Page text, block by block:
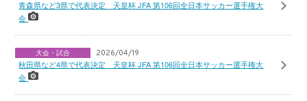
青森県など3県で代表決定 天皇杯 JFA 第106回全日本サッカー選手権大
会
大会・試合 2026/04/19
秋田県など4県で代表決定 天皇杯 JFA 第106回全日本サッカー選手権大
会